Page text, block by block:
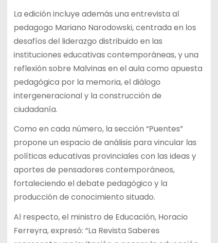
La edición incluye además una entrevista al
pedagogo Mariano Narodowski, centrada en los
desafíos del liderazgo distribuido en las
instituciones educativas contemporáneas, y una
reflexión sobre Malvinas en el aula como apuesta
pedagógica por la memoria, el diálogo
intergeneracional y la construcción de
ciudadanía.
Como en cada número, la sección “Puentes”
propone un espacio de análisis para vincular las
políticas educativas provinciales con las ideas y
aportes de pensadores contemporáneos,
fortaleciendo el debate pedagógico y la
producción de conocimiento situado.
Al respecto, el ministro de Educación, Horacio
Ferreyra, expresó: “La Revista Saberes